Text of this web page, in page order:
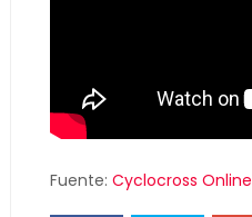
Fuente: Cyclocross Online